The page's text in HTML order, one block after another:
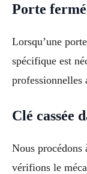
Porte
Lorsqu’une
spécifique est
professionnelles
Clé cassée
Nous procédons
vérifions le